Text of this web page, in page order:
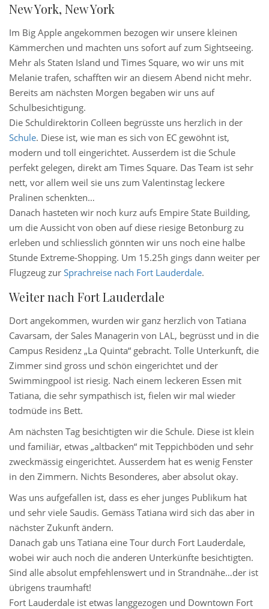
New York, New York
Im Big Apple angekommen bezogen wir unsere kleinen
Kämmerchen und machten uns sofort auf zum Sightseeing.
Mehr als Staten Island und Times Square, wo wir uns mit
Melanie trafen, schafften wir an diesem Abend nicht mehr.
Bereits am nächsten Morgen begaben wir uns auf
Schulbesichtigung.
Die Schuldirektorin Colleen begrüsste uns herzlich in der
Schule. Diese ist, wie man es sich von EC gewöhnt ist,
modern und toll eingerichtet. Ausserdem ist die Schule
perfekt gelegen, direkt am Times Square. Das Team ist sehr
nett, vor allem weil sie uns zum Valentinstag leckere
Pralinen schenkten…
Danach hasteten wir noch kurz aufs Empire State Building,
um die Aussicht von oben auf diese riesige Betonburg zu
erleben und schliesslich gönnten wir uns noch eine halbe
Stunde Extreme-Shopping. Um 15.25h gings dann weiter per
Flugzeug zur Sprachreise nach Fort Lauderdale.
Weiter nach Fort Lauderdale
Dort angekommen, wurden wir ganz herzlich von Tatiana
Cavarsam, der Sales Managerin von LAL, begrüsst und in die
Campus Residenz „La Quinta“ gebracht. Tolle Unterkunft, die
Zimmer sind gross und schön eingerichtet und der
Swimmingpool ist riesig. Nach einem leckeren Essen mit
Tatiana, die sehr sympathisch ist, fielen wir mal wieder
todmüde ins Bett.
Am nächsten Tag besichtigten wir die Schule. Diese ist klein
und familiär, etwas „altbacken“ mit Teppichböden und sehr
zweckmässig eingerichtet. Ausserdem hat es wenig Fenster
in den Zimmern. Nichts Besonderes, aber absolut okay.
Was uns aufgefallen ist, dass es eher junges Publikum hat
und sehr viele Saudis. Gemäss Tatiana wird sich das aber in
nächster Zukunft ändern.
Danach gab uns Tatiana eine Tour durch Fort Lauderdale,
wobei wir auch noch die anderen Unterkünfte besichtigten.
Sind alle absolut empfehlenswert und in Strandnähe…der ist
übrigens traumhaft!
Fort Lauderdale ist etwas langgezogen und Downtown Fort